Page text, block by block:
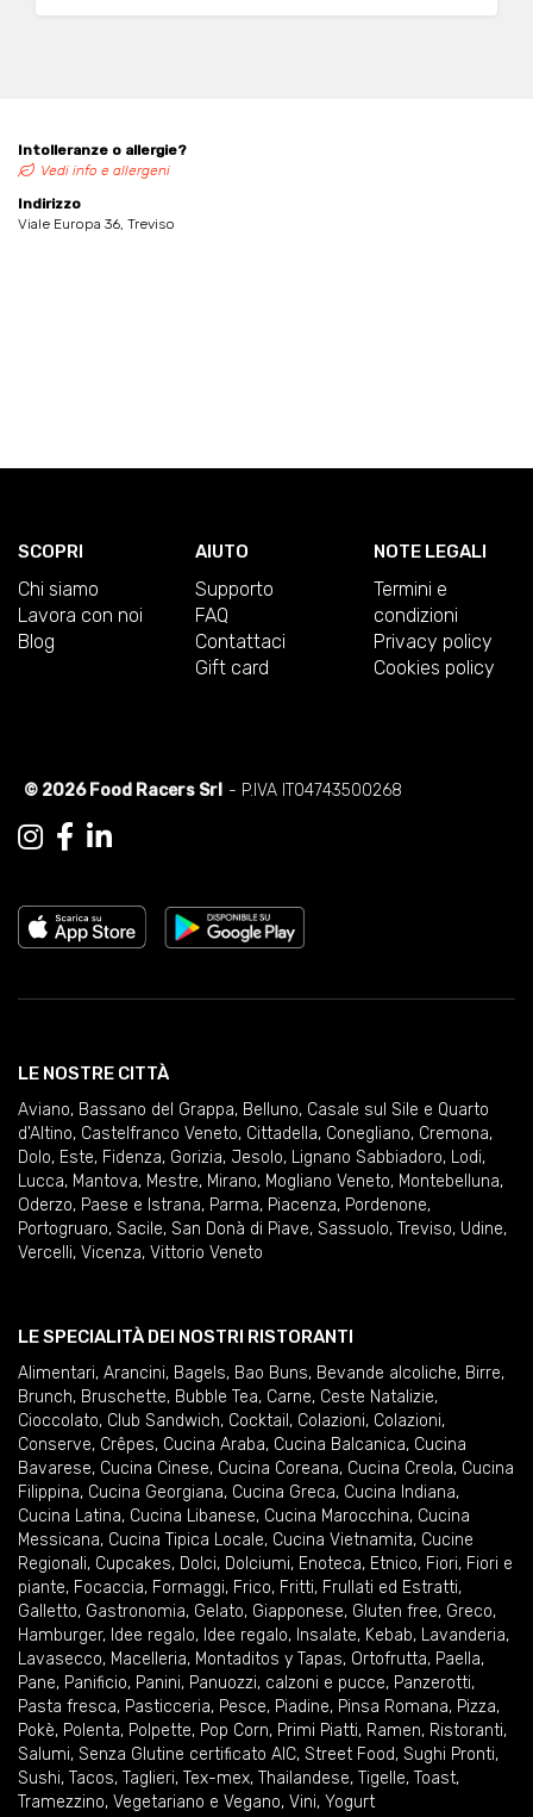
Intolleranze o allergie?
Vedi info e allergeni
Indirizzo
Viale Europa 36, Treviso
SCOPRI
Chi siamo
Lavora con noi
Blog
AIUTO
Supporto
FAQ
Contattaci
Gift card
NOTE LEGALI
Termini e
condizioni
Privacy policy
Cookies policy
© 2026 Food Racers Srl - P.IVA IT04743500268
LE NOSTRE CITTÀ
Aviano, Bassano del Grappa, Belluno, Casale sul Sile e Quarto
d'Altino, Castelfranco Veneto, Cittadella, Conegliano, Cremona,
Dolo, Este, Fidenza, Gorizia, Jesolo, Lignano Sabbiadoro, Lodi,
Lucca, Mantova, Mestre, Mirano, Mogliano Veneto, Montebelluna,
Oderzo, Paese e Istrana, Parma, Piacenza, Pordenone,
Portogruaro, Sacile, San Donà di Piave, Sassuolo, Treviso, Udine,
Vercelli, Vicenza, Vittorio Veneto
LE SPECIALITÀ DEI NOSTRI RISTORANTI
Alimentari, Arancini, Bagels, Bao Buns, Bevande alcoliche, Birre,
Brunch, Bruschette, Bubble Tea, Carne, Ceste Natalizie,
Cioccolato, Club Sandwich, Cocktail , Colazioni, Colazioni,
Conserve, Crêpes, Cucina Araba, Cucina Balcanica, Cucina
Bavarese, Cucina Cinese, Cucina Coreana, Cucina Creola, Cucina
Filippina, Cucina Georgiana, Cucina Greca, Cucina Indiana,
Cucina Latina, Cucina Libanese, Cucina Marocchina, Cucina
Messicana, Cucina Tipica Locale, Cucina Vietnamita, Cucine
Regionali, Cupcakes, Dolci, Dolciumi, Enoteca, Etnico, Fiori, Fiori e
piante, Focaccia, Formaggi, Frico, Fritti, Frullati ed Estratti,
Galletto, Gastronomia, Gelato, Giapponese, Gluten free, Greco,
Hamburger, Idee regalo, Idee regalo, Insalate, Kebab, Lavanderia,
Lavasecco, Macelleria, Montaditos y Tapas, Ortofrutta, Paella,
Pane, Panificio, Panini, Panuozzi, calzoni e pucce, Panzerotti,
Pasta fresca, Pasticceria, Pesce, Piadine, Pinsa Romana, Pizza,
Pokè, Polenta, Polpette, Pop Corn, Primi Piatti, Ramen, Ristoranti,
Salumi, Senza Glutine certificato AIC, Street Food, Sughi Pronti,
Sushi, Tacos, Taglieri, Tex-mex, Thailandese, Tigelle, Toast,
Tramezzino, Vegetariano e Vegano, Vini, Yogurt